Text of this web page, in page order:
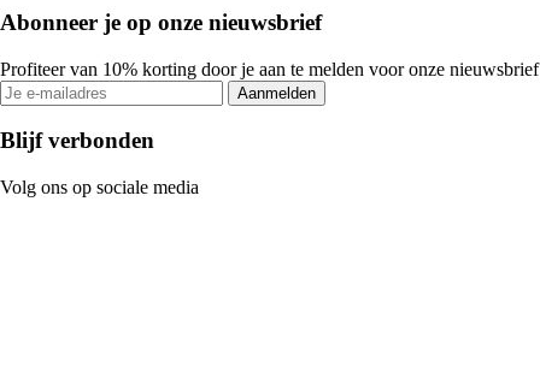
Abonneer je op onze nieuwsbrief
Profiteer van 10% korting door je aan te melden voor onze nieuwsbrief
Aanmelden
Blijf verbonden
Volg ons op sociale media